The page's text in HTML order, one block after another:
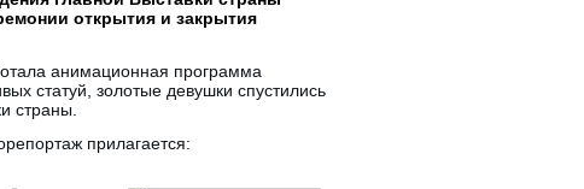
открытия и закрытия
анимационная программа
статуй, золотые девушки спустились
страны.
прилагается: